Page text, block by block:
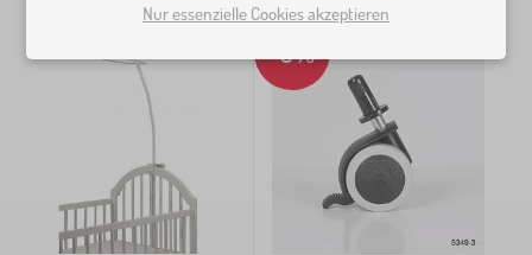
taschendieb
5
Halter heavens
Wheels gitterbett
Farbe kinderbetten
-3%
Nur essenzielle Cookies akzeptieren